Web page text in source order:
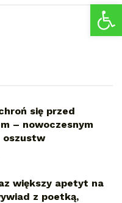
się przed
– nowoczesnym
oszustw
większy apetyt na
z poetką,